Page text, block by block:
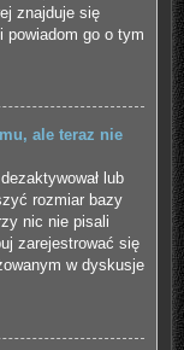
znajduje się
powiadom go o tym
ale teraz nie
lub
rozmiar bazy
nic nie pisali
zarejestrować się
w dyskusje